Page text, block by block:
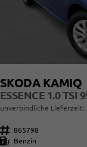
SKODA KAMIQ
ESSENCE 1.0 TSI
unverbindliche Lieferzeit:
Fahrzeugnr. 865798
Kraftstoff
Benzin